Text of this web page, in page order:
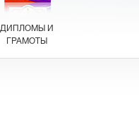
ДИПЛОМЫ И
ГРАМОТЫ